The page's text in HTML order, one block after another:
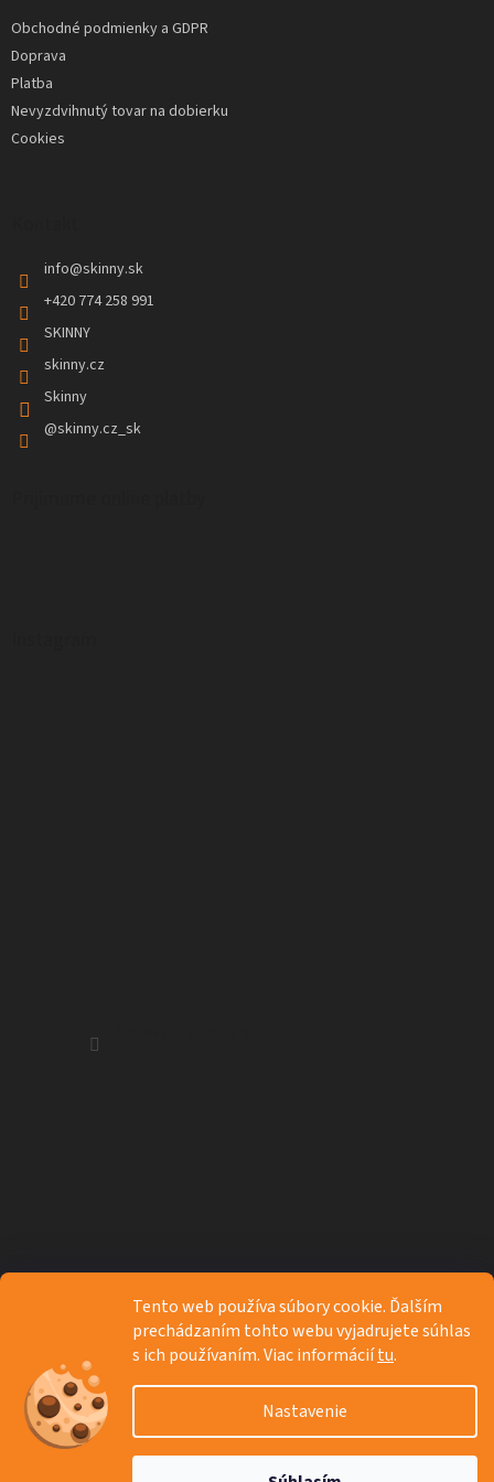
Tento web používa súbory cookie. Ďalším
prechádzaním tohto webu vyjadrujete súhlas
s ich používaním. Viac informáciítu.
Nastavenie
Obchodné podmienky a GDPR
Doprava
Platba
Nevyzdvihnutý tovar na dobierku
Cookies
info@skinny.sk
+420 774 258 991
SKINNY
skinny.cz
Skinny
@skinny.cz_sk
Vytvoril Shoptet